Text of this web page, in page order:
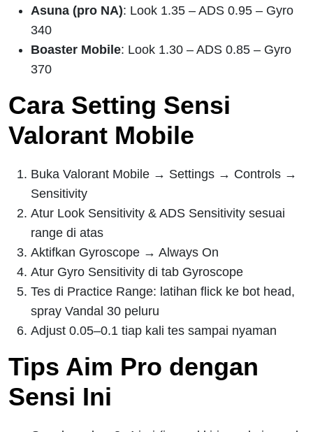
Asuna (pro NA): Look 1.35 – ADS 0.95 – Gyro
340
Boaster Mobile: Look 1.30 – ADS 0.85 – Gyro
370
Cara Setting Sensi
Valorant Mobile
Buka Valorant Mobile → Settings → Controls →
Sensitivity
Atur Look Sensitivity & ADS Sensitivity sesuai
range di atas
Aktifkan Gyroscope → Always On
Atur Gyro Sensitivity di tab Gyroscope
Tes di Practice Range: latihan flick ke bot head,
spray Vandal 30 peluru
Adjust 0.05–0.1 tiap kali tes sampai nyaman
Tips Aim Pro dengan
Sensi Ini